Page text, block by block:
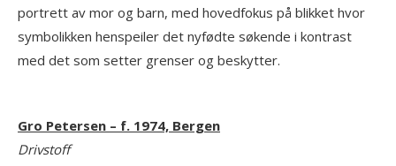
portrett av mor og barn, med hovedfokus på blikket hvor
symbolikken henspeiler det nyfødte søkende i kontrast
med det som setter grenser og beskytter.
Gro Petersen – f. 1974, Bergen
Drivstoff